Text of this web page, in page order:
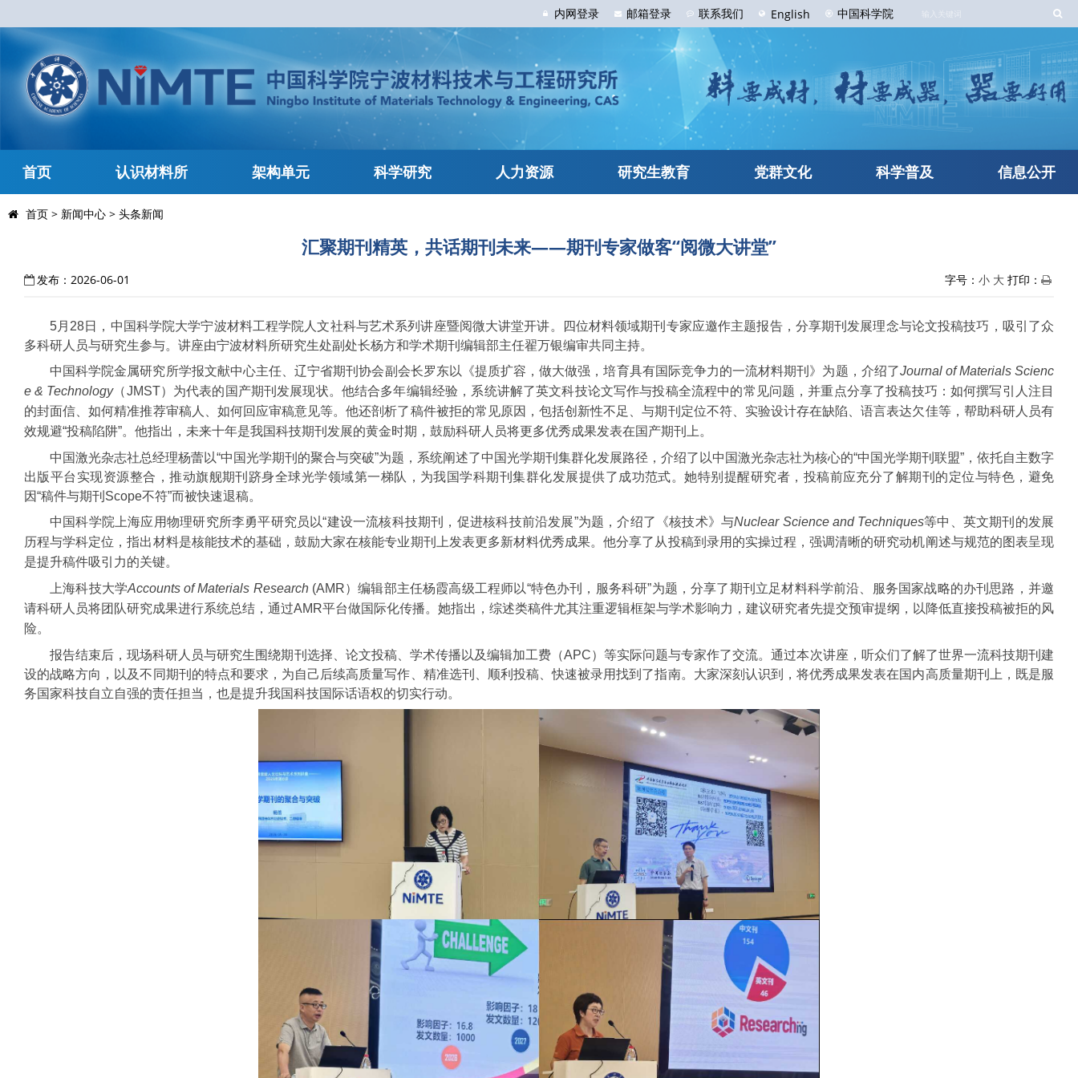
内网登录 邮箱登录 联系我们 English 中国科学院
首页 认识材料所 架构单元 科学研究 人力资源 研究生教育 党群文化 科学普及 信息公开
首页 > 新闻中心 > 头条新闻
汇聚期刊精英，共话期刊未来——期刊专家做客“阅微大讲堂”
发布：2026-06-01 字号： 小 大 打印：
5月28日，中国科学院大学宁波材料工程学院人文社科与艺术系列讲座暨阅微大讲堂开讲。四位材料领域期刊专家应邀作主题报告，分享期刊发展理念与论文投稿技巧，吸引了众
多科研人员与研究生参与。讲座由宁波材料所研究生处副处长杨方和学术期刊编辑部主任翟万银编审共同主持。
中国科学院金属研究所学报文献中心主任、辽宁省期刊协会副会长罗东以《提质扩容，做大做强，培育具有国际竞争力的一流材料期刊》为题，介绍了Journal of Materials Scienc
e & Technology（JMST）为代表的国产期刊发展现状。他结合多年编辑经验，系统讲解了英文科技论文写作与投稿全流程中的常见问题，并重点分享了投稿技巧：如何撰写引人注目
的封面信、如何精准推荐审稿人、如何回应审稿意见等。他还剖析了稿件被拒的常见原因，包括创新性不足、与期刊定位不符、实验设计存在缺陷、语言表达欠佳等，帮助科研人员有
效规避“投稿陷阱”。他指出，未来十年是我国科技期刊发展的黄金时期，鼓励科研人员将更多优秀成果发表在国产期刊上。
中国激光杂志社总经理杨蕾以“中国光学期刊的聚合与突破”为题，系统阐述了中国光学期刊集群化发展路径，介绍了以中国激光杂志社为核心的“中国光学期刊联盟”，依托自主数字
出版平台实现资源整合，推动旗舰期刊跻身全球光学领域第一梯队，为我国学科期刊集群化发展提供了成功范式。她特别提醒研究者，投稿前应充分了解期刊的定位与特色，避免
因“稿件与期刊Scope不符”而被快速退稿。
中国科学院上海应用物理研究所李勇平研究员以“建设一流核科技期刊，促进核科技前沿发展”为题，介绍了《核技术》与Nuclear Science and Techniques等中、英文期刊的发展
历程与学科定位，指出材料是核能技术的基础，鼓励大家在核能专业期刊上发表更多新材料优秀成果。他分享了从投稿到录用的实操过程，强调清晰的研究动机阐述与规范的图表呈现
是提升稿件吸引力的关键。
上海科技大学Accounts of Materials Research (AMR）编辑部主任杨霞高级工程师以“特色办刊，服务科研”为题，分享了期刊立足材料科学前沿、服务国家战略的办刊思路，并邀
请科研人员将团队研究成果进行系统总结，通过AMR平台做国际化传播。她指出，综述类稿件尤其注重逻辑框架与学术影响力，建议研究者先提交预审提纲，以降低直接投稿被拒的风
险。
报告结束后，现场科研人员与研究生围绕期刊选择、论文投稿、学术传播以及编辑加工费（APC）等实际问题与专家作了交流。通过本次讲座，听众们了解了世界一流科技期刊建
设的战略方向，以及不同期刊的特点和要求，为自己后续高质量写作、精准选刊、顺利投稿、快速被录用找到了指南。大家深刻认识到，将优秀成果发表在国内高质量期刊上，既是服
务国家科技自立自强的责任担当，也是提升我国科技国际话语权的切实行动。